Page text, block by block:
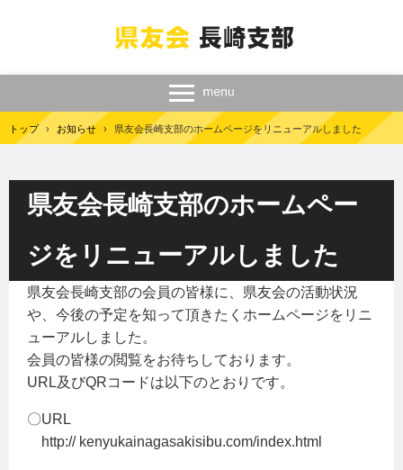
トップ › お知らせ › 県友会長崎支部のホームページをリニューアルしました
県友会長崎支部のホームペー
ジをリニューアルしました
県友会長崎支部の会員の皆様に、県友会の活動状況
や、今後の予定を知って頂きたくホームページをリニ
ューアルしました。
会員の皆様の閲覧をお待ちしております。
URL及びQRコードは以下のとおりです。
〇URL
http:// kenyukainagasakisibu.com/index.html